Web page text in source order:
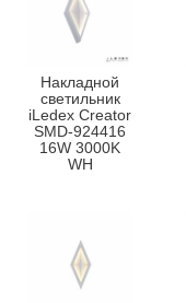
Накладной
светильник
iLedex Creator
SMD-924416
16W 3000K
WH